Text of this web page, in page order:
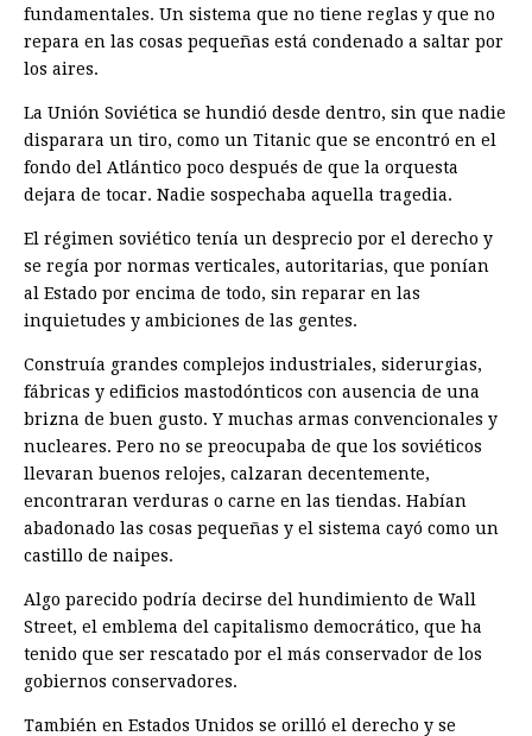
fundamentales. Un sistema que no tiene reglas y que no
repara en las cosas pequeñas está condenado a saltar por
los aires.
La Unión Soviética se hundió desde dentro, sin que nadie
disparara un tiro, como un Titanic que se encontró en el
fondo del Atlántico poco después de que la orquesta
dejara de tocar. Nadie sospechaba aquella tragedia.
El régimen soviético tenía un desprecio por el derecho y
se regía por normas verticales, autoritarias, que ponían
al Estado por encima de todo, sin reparar en las
inquietudes y ambiciones de las gentes.
Construía grandes complejos industriales, siderurgias,
fábricas y edificios mastodónticos con ausencia de una
brizna de buen gusto. Y muchas armas convencionales y
nucleares. Pero no se preocupaba de que los soviéticos
llevaran buenos relojes, calzaran decentemente,
encontraran verduras o carne en las tiendas. Habían
abadonado las cosas pequeñas y el sistema cayó como un
castillo de naipes.
Algo parecido podría decirse del hundimiento de Wall
Street, el emblema del capitalismo democrático, que ha
tenido que ser rescatado por el más conservador de los
gobiernos conservadores.
También en Estados Unidos se orilló el derecho y se